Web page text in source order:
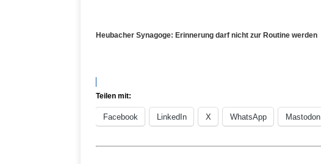
Heubacher Synagoge: Erinnerung darf nicht zur Routine werden
Teilen mit:
Facebook LinkedIn X WhatsApp Mastodon